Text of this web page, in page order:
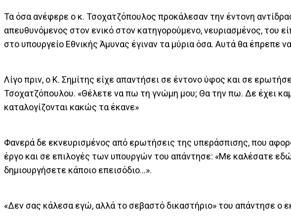
Τα όσα ανέφερε ο κ. Τσοχατζόπουλος προκάλεσαν την έντονη
απευθυνόμενος στον ενικό στον κατηγορούμενο, νευριασμένος, του
στο υπουργείο Εθνικής Άμυνας έγιναν τα μύρια όσα. Αυτά θα έπρεπε
Λίγο πριν, ο Κ. Σημίτης είχε απαντήσει σε έντονο ύφος και σε
Τσοχατζόπουλου. «Θέλετε να πω τη γνώμη μου; Θα την πω. Δε έχει
καταλογίζονται κακώς τα έκανε»
Φανερά δε εκνευρισμένος από ερωτήσεις της υπεράσπισης, που
έργο και σε επιλογές των υπουργών του απάντησε: «Με καλέσατε εδώ
δημιουργήσετε κάποιο επεισόδιο...».
«Δεν σας κάλεσα εγώ, αλλά το σεβαστό δικαστήριο» του απάντησε